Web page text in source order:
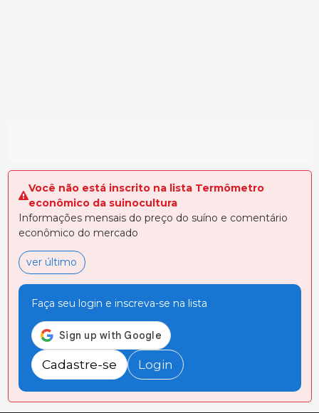
Você não está inscrito na lista Termômetro
econômico da suinocultura
Informações mensais do preço do suíno e comentário
econômico do mercado
ver último
Faça seu login e inscreva-se na lista
Cadastre-se Login